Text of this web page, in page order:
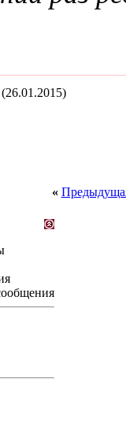
(26.01.2015)
«